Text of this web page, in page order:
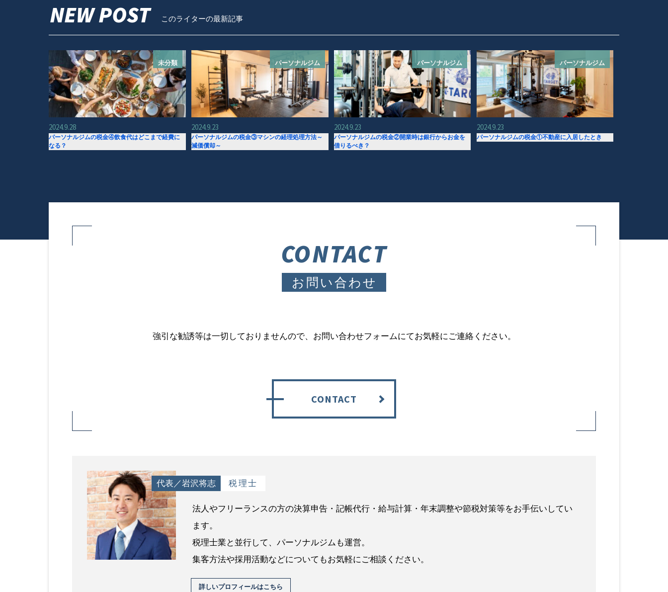
NEW POST このライターの最新記事
未分類
2024.9.28
パーソナルジムの税金④飲食代はどこまで経費に
なる？
パーソナルジム
2024.9.23
パーソナルジムの税金③マシンの経理処理方法～
減価償却～
パーソナルジム
2024.9.23
パーソナルジムの税金②開業時は銀行からお金を
借りるべき？
パーソナルジム
2024.9.23
パーソナルジムの税金①不動産に入居したとき
CONTACT
お問い合わせ
強引な勧誘等は一切しておりませんので、お問い合わせフォームにてお気軽にご連絡ください。
CONTACT
代表／岩沢将志 税理士
法人やフリーランスの方の決算申告・記帳代行・給与計算・年末調整や節税対策等をお手伝いしてい
ます。
税理士業と並行して、パーソナルジムも運営。
集客方法や採用活動などについてもお気軽にご相談ください。
詳しいプロフィールはこちら